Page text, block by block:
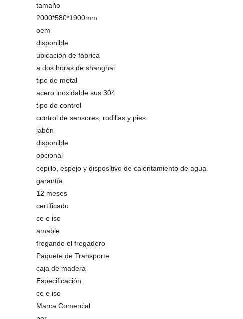
tamaño
2000*580*1900mm
oem
disponible
ubicación de fábrica
a dos horas de shanghai
tipo de metal
acero inoxidable sus 304
tipo de control
control de sensores, rodillas y pies
jabón
disponible
opcional
cepillo, espejo y dispositivo de calentamiento de agua
garantía
12 meses
certificado
ce e iso
amable
fregando el fregadero
Paquete de Transporte
caja de madera
Especificación
ce e iso
Marca Comercial